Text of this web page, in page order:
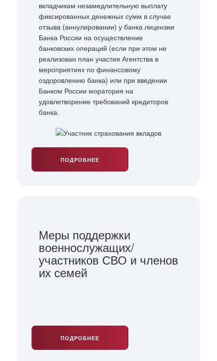
вкладчикам незамедлительную выплату
фиксированных денежных сумм в случае
отзыва (аннулировании) у банка лицензии
Банка России на осуществление
банковских операций (если при этом не
реализован план участия Агентства в
мероприятиях по финансовому
оздоровлению банка) или при введении
Банком России моратория на
удовлетворение требований кредиторов
банка.
ПОДРОБНЕЕ
Меры поддержки
военнослужащих/
участников СВО и членов
их семей
ПОДРОБНЕЕ